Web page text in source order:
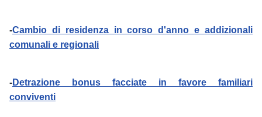
-Cambio di residenza in corso d'anno e addizionali
comunali e regionali
-Detrazione bonus facciate in favore familiari
conviventi